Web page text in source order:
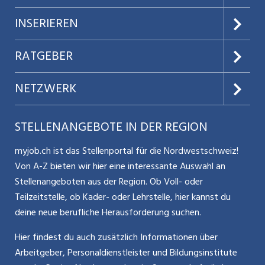
gebäudetechnischen Anlagen, Einrichtungen und
Infrastruktur Planung und Durchführung von elektrischen
Sicherheitskontrollen Definition und Umsetzung der
Massnahmen zur Energie- und Betriebsoptimierung
Wartungen Behebung von auftretenden Störungen und
Aufbereitung von Offerten Selbständige Führung von
Teilprojekten Koordination von externen Dienstleistern und
Handwerkern Kontakt Herr Thomas Wolf Fachspezialist HR
Keine passenden Stellen? Gib ein Suchabo auf, um
passende Stellenangebote bequem per E-Mail zu erhalten.
Job-Abo erstellen
Über uns
AGB
Datenschutz
Nutzungsbedingungen
Glossar
Kontakt
Impressum
INSERIEREN
Preise & Leistungen
Jobs verwalten
Benutzermanual
Bewerber-Cockpit
RATGEBER
Teilzeit / Flexible Arbeitsmodelle
Mitarbeiter 50+ / Pensionierung
Karriere allgemein
Führung
NETZWERK
Aargauerzeitung.ch
CH Media
ostjob.ch
zentraljob.ch
jobbasel.ch
jobbern.ch
STELLENANGEBOTE IN DER REGION
myjob.ch ist das Stellenportal für die Nordwestschweiz!
Von A-Z bieten wir hier eine interessante Auswahl an
Stellenangeboten aus der Region. Ob Voll- oder
Teilzeitstelle, ob Kader- oder Lehrstelle, hier kannst du
deine neue berufliche Herausforderung suchen.
Hier findest du auch zusätzlich Informationen über
Arbeitgeber, Personaldienstleister und Bildungsinstitute